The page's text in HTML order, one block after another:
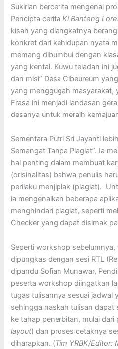
Sukirlan bercerita mengenai
Pencipta ceritaKi Banteng
kisah yang diangkatnya
konkret dari kehidupan nyata
memang dibumbui dengan
yang kental. Kuwu teladan ini
dan misi” Desa Cibeureum
yang menggugah masyarakat,
Frasa ini menjadi landasan
desanya untuk meraih
Sementara Putri Sri Jayanti
Semangat Tanpa Plagiat”. Ia
hal penting dalam membuat
(orisinalitas) bahwa penulis
perilaku menjiplak (plagiat).
ia mengenalkan beberapa
menghindari plagiat, seperti
Checker yang dapat disimak
Seperti workshop
dipungkas dengan sesi RTL
dipandu Sofian Munawar,
peserta workshop diingatkan
tugas tulisannya sesuai jadwal
sehingga naskah tulisan dapat
ke tahap penerbitan, mulai dari
layout) dan proses cetaknya
diharapkan. (Tim YRBK/Editor: